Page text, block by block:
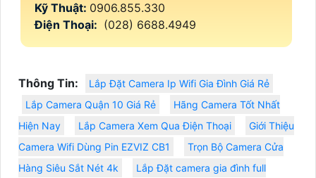
Kỹ Thuật: 0906.855.330
Điện Thoại: (028) 6688.4949
Thông Tin:
Lắp Đặt Camera Ip Wifi Gia Đình Giá Rẻ
Lắp Camera Quận 10 Giá Rẻ
Hãng Camera Tốt Nhất
Hiện Nay
Lắp Camera Xem Qua Điện Thoại
Giới Thiệu
Camera Wifi Dùng Pin EZVIZ CB1
Trọn Bộ Camera Cửa
Hàng Siêu Sắt Nét 4k
Lắp Đặt camera gia đình full